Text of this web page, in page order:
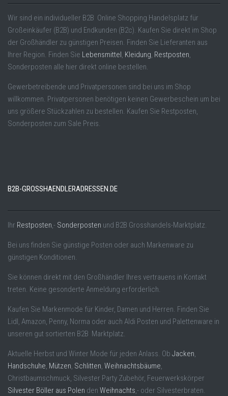
Wir sind ein individueller B2B Online Shopping Handelsplatz für
Großeinkäufer (B2B) und Endkunden (B2c). Kaufen Sie direkt im Shop
der Großhändler zu günstigen Preisen. Finden Sie Lieferanten aus
Ihrer Region. Finden Sie Lebensmittel , Kleidung, Restposten,
Sonderposten alle hier direkt online bestellen.
Gewerbetreibende und Privatpersonen sind bei uns im Shop
willkommen. Privatpersonen benötigen keinen Gewerbeschein um bei
uns größere Stückzahlen zu bestellen. Kaufen Sie Restposten,
Sonderposten zum Sale Preis.
B2B-GROSSHAENDLERADRESSEN.DE
Ihr Restposten,- Sonderposten und B2B Grosshandels-Marktplatz.
Bei uns finden Sie günstige Posten oder auch Markenware zu
günstigen Konditionen.
Sie können direkt mit den Großhändler Ihres vertrauens in Kontakt
treten. Keine gesonderte Anmeldung erforderlich.
Kaufen Sie Markenmode für Kinder, Damen und Herren. Finden Sie
Lidl, Amazon, Penny, Norma oder auch Aldi Posten und Palettenware in
unseren gut sortierten B2B Marktplatz.
Aktuelle Herbst und Winter Mode für jeden Anlass. Ob Jacken,
Handschuhe, Mützen, Schlitten, Weihnachtsbäume,
Christbaumschmuck, Silvester Party Zubehör, Feuerwerkskörper
Silvester Böller aus Polen den Weihnachts,- oder Silvesterbraten.